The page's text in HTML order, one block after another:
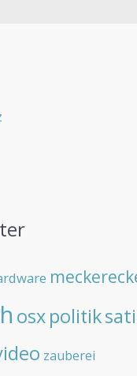
osxpolitik
zauberei